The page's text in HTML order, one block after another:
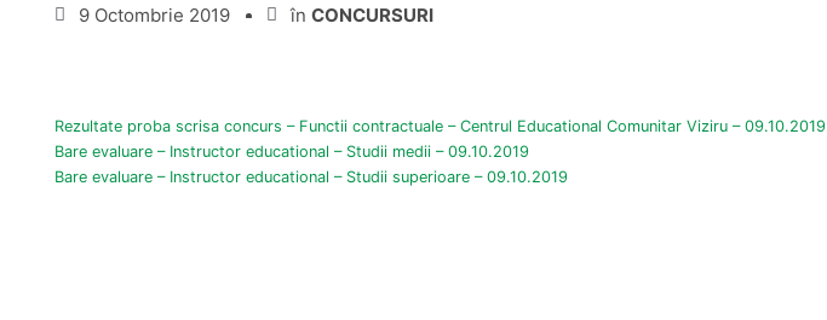
9 Octombrie 2019 în CONCURSURI
Rezultate proba scrisa concurs – Functii contractuale – Centrul Educational Comunitar Viziru – 09.10.2019
Bare evaluare – Instructor educational – Studii medii – 09.10.2019
Bare evaluare – Instructor educational – Studii superioare – 09.10.2019